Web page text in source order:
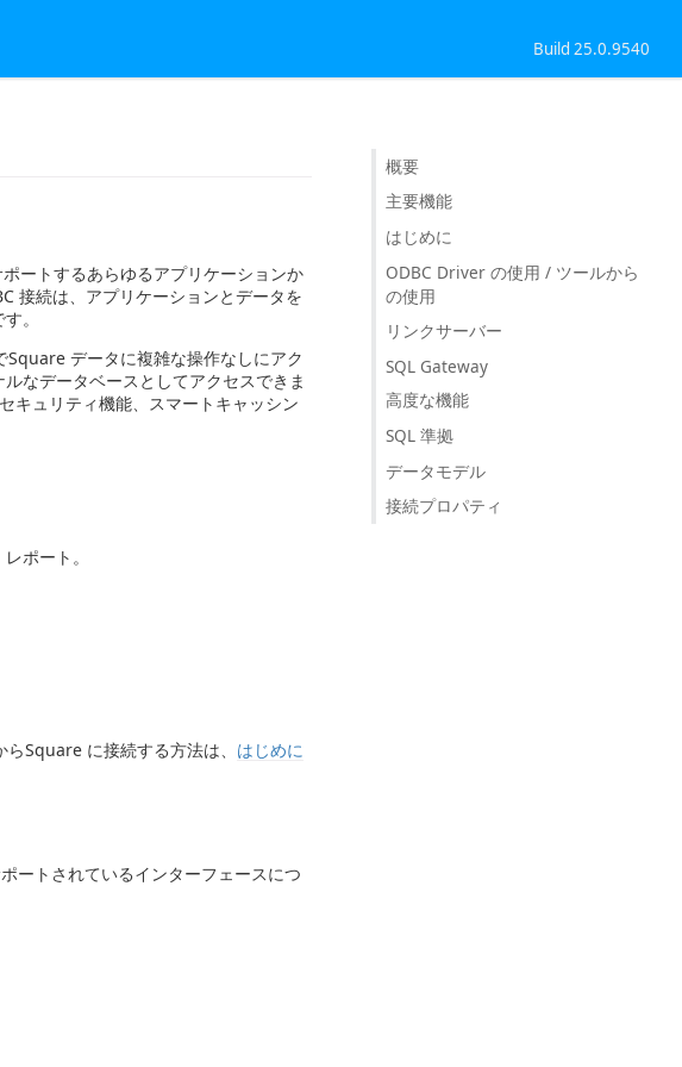
Build 25.0.9540
ートするあらゆるアプリケーションか
接続は、アプリケーションとデータを
。
データに複雑な操作なしにアク
なデータベースとしてアクセスできま
キュリティ機能、スマートキャッシン
ポート。
Square に接続する方法は、 はじめに
ートされているインターフェースにつ
概要
主要機能
はじめに
ODBC Driver の使用 / ツールから
の使用
リンクサーバー
SQL Gateway
高度な機能
SQL 準拠
データモデル
接続プロパティ